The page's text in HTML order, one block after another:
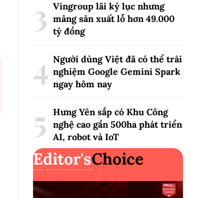
Vingroup lãi kỷ lục nhưng
mảng sản xuất lỗ hơn 49.000
tỷ đồng
Người dùng Việt đã có thể trải
nghiệm Google Gemini Spark
ngay hôm nay
Hưng Yên sắp có Khu Công
nghệ cao gần 500ha phát triển
AI, robot và IoT
Editor'sChoice